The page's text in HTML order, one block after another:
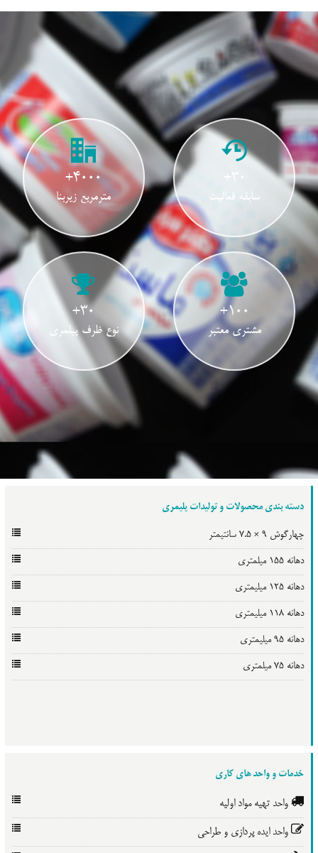
+30
سابقه فعالیت
+4000
مترمربع زیربنا
+100
مشتری معتبر
+30
نوع ظرف پیلمری
دسته بندی محصولات و تولیدات پلیمری
چهارگوش 9 × 7.5 سانتیمتر
دهانه 155 میلمتری
دهانه 125 میلیمتری
دهانه 118 میلیمتری
دهانه 95 میلیمتری
دهانه 75 میلمتری
خدمات و واحد های کاری
واحد تهیه مواد اولیه
واحد ایده پردازی و طراحی